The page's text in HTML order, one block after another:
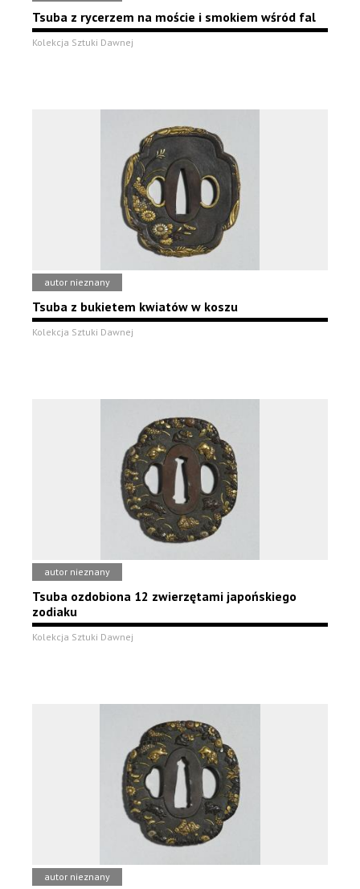
Tsuba z rycerzem na moście i smokiem wśród fal
Kolekcja Sztuki Dawnej
autor nieznany
Tsuba z bukietem kwiatów w koszu
Kolekcja Sztuki Dawnej
autor nieznany
Tsuba ozdobiona 12 zwierzętami japońskiego
zodiaku
Kolekcja Sztuki Dawnej
autor nieznany